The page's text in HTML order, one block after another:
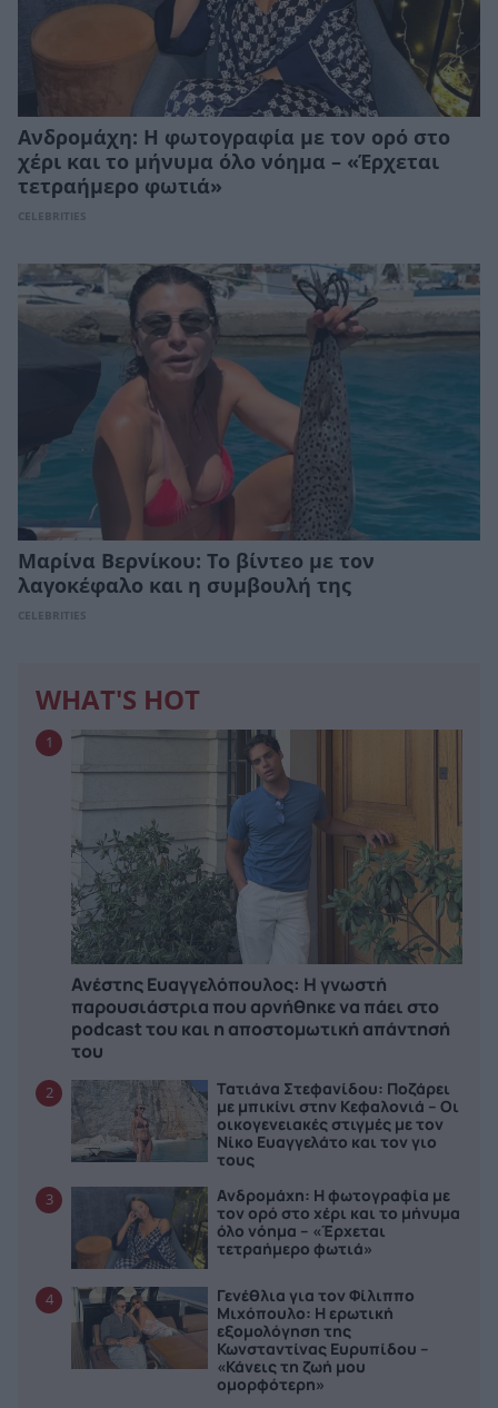
Ανδρομάχη: Η φωτογραφία με τον ορό στο
χέρι και το μήνυμα όλο νόημα – «Έρχεται
τετραήμερο φωτιά»
CELEBRITIES
Μαρίνα Βερνίκου: Το βίντεο με τον
λαγοκέφαλο και η συμβουλή της
CELEBRITIES
WHAT'S HOT
1
Ανέστης Ευαγγελόπουλος: Η γνωστή
παρουσιάστρια που αρνήθηκε να πάει στο
podcast του και η αποστομωτική απάντησή
του
2
Τατιάνα Στεφανίδου: Ποζάρει
με μπικίνι στην Κεφαλονιά – Οι
οικογενειακές στιγμές με τον
Νίκο Ευαγγελάτο και τον γιο
τους
3
Ανδρομάχη: Η φωτογραφία με
τον ορό στο χέρι και το μήνυμα
όλο νόημα – «Έρχεται
τετραήμερο φωτιά»
4
Γενέθλια για τον Φίλιππο
Μιχόπουλο: Η ερωτική
εξομολόγηση της
Κωνσταντίνας Ευρυπίδου –
«Κάνεις τη ζωή μου
ομορφότερη»